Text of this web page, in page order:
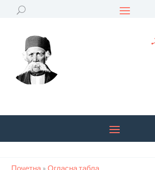
Почетна »Огласна табла